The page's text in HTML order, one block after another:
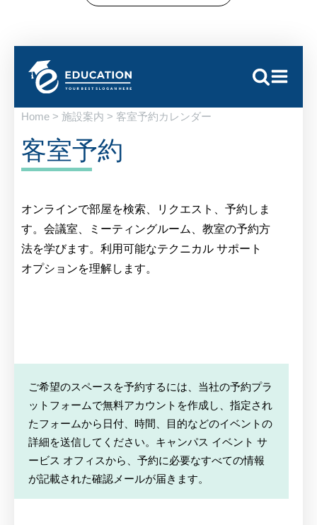
Home > 施設案内 > 客室予約カレンダー
客室予約
オンラインで部屋を検索、リクエスト、予約しま
す。会議室、ミーティングルーム、教室の予約方
法を学びます。利用可能なテクニカル サポート
オプションを理解します。
ご希望のスペースを予約するには、当社の予約プラ
ットフォームで無料アカウントを作成し、指定され
たフォームから日付、時間、目的などのイベントの
詳細を送信してください。キャンパス イベント サ
ービス オフィスから、予約に必要なすべての情報
が記載された確認メールが届きます。